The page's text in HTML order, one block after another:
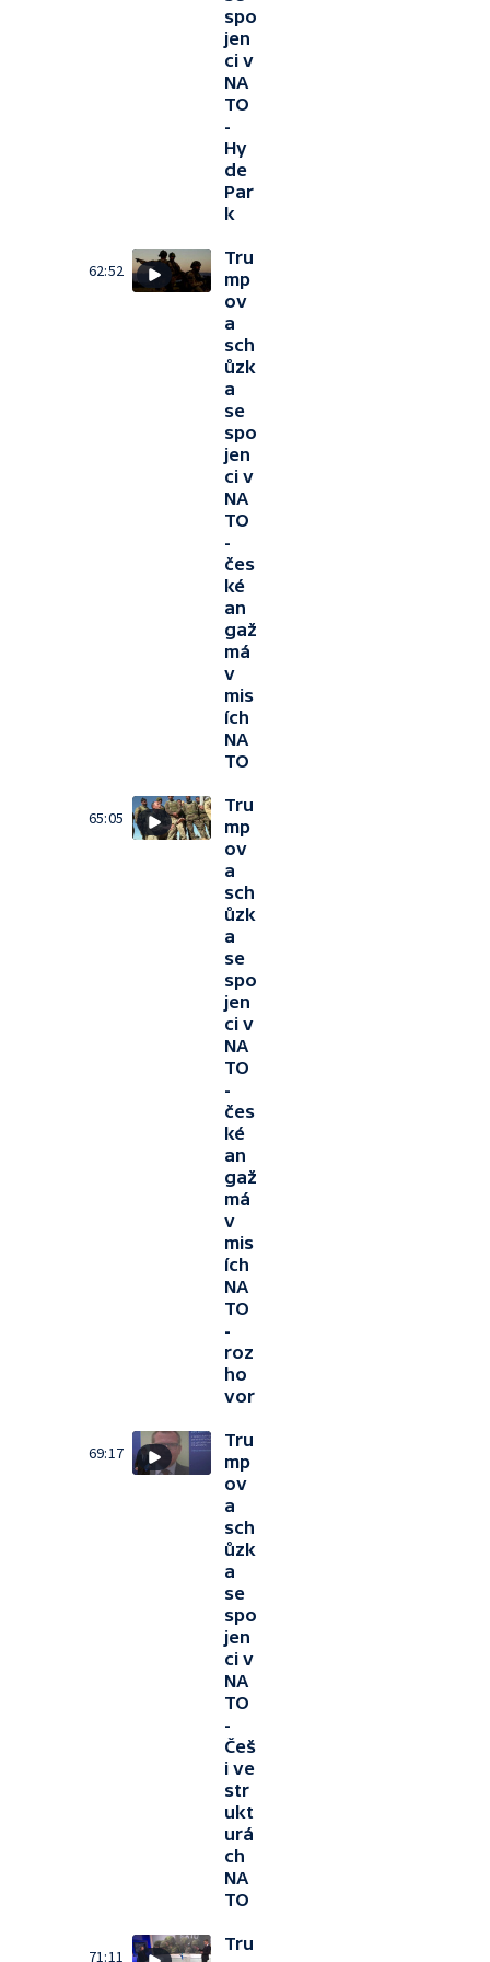
spo
jen
ci v
NA
TO
-
Hy
de
Par
k
62:52
Tru
mp
ov
a
sch
ůzk
a
se
spo
jen
ci v
NA
TO
-
čes
ké
an
gaž
má
v
mis
ích
NA
TO
65:05
Tru
mp
ov
a
sch
ůzk
a
se
spo
jen
ci v
NA
TO
-
čes
ké
an
gaž
má
v
mis
ích
NA
TO
-
roz
ho
vor
69:17
Tru
mp
ov
a
sch
ůzk
a
se
spo
jen
ci v
NA
TO
-
Češ
i ve
str
ukt
urá
ch
NA
TO
71:11
Tru